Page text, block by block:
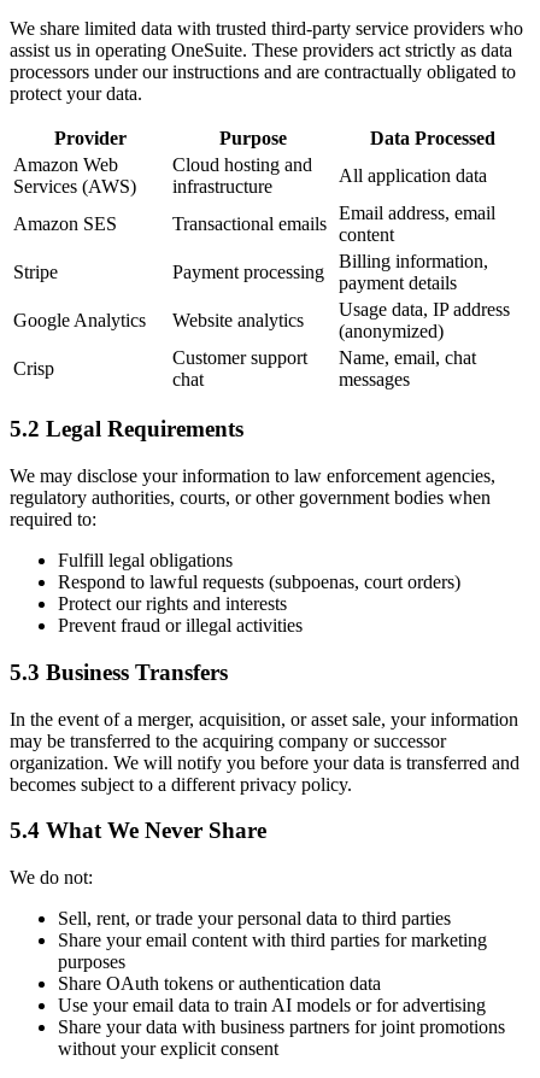
We share limited data with trusted third-party service providers who
assist us in operating OneSuite. These providers act strictly as data
processors under our instructions and are contractually obligated to
protect your data.
Provider Purpose
Data Processed
Amazon Web
Services (AWS)
Cloud hosting and
infrastructure
All application data
Amazon SES Transactional emails
Email address, email
content
Stripe
Payment processing
Billing information,
payment details
Google Analytics
Website analytics
Usage data, IP address
(anonymized)
Crisp
Customer support
chat
Name, email, chat
messages
5.2 Legal Requirements
We may disclose your information to law enforcement agencies,
regulatory authorities, courts, or other government bodies when
required to:
Fulfill legal obligations
Respond to lawful requests (subpoenas, court orders)
Protect our rights and interests
Prevent fraud or illegal activities
5.3 Business Transfers
In the event of a merger, acquisition, or asset sale, your information
may be transferred to the acquiring company or successor
organization. We will notify you before your data is transferred and
becomes subject to a different privacy policy.
5.4 What We Never Share
We do not:
Sell, rent, or trade your personal data to third parties
Share your email content with third parties for marketing
purposes
Share OAuth tokens or authentication data
Use your email data to train AI models or for advertising
Share your data with business partners for joint promotions
without your explicit consent